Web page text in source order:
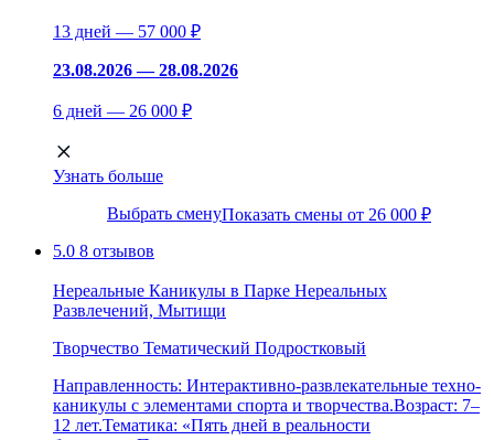
13 дней — 57 000 ₽
23.08.2026 — 28.08.2026
6 дней — 26 000 ₽
Узнать больше
Выбрать сменуПоказать смены от 26 000 ₽
5.0 8 отзывов
Нереальные Каникулы в Парке Нереальных
Развлечений, Мытищи
Творчество Тематический Подростковый
Направленность: Интерактивно-развлекательные техно-
каникулы с элементами спорта и творчества.Возраст: 7–
12 лет.Тематика: «Пять дней в реальности